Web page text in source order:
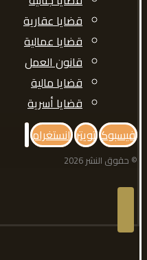
قضايا عقارية
قضايا عمالية
قانون العمل
قضايا مالية
قضايا أسرية
فيسبوك تويتر انستغرام
© حقوق النشر 2026